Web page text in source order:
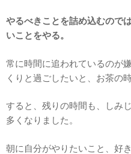
やるべきことを詰め込むので
いことをやる。
常に時間に追われているのが
くりと過ごしたいと、お茶の
すると、残りの時間も、しみ
多くなりました。
朝に自分がやりたいこと、好